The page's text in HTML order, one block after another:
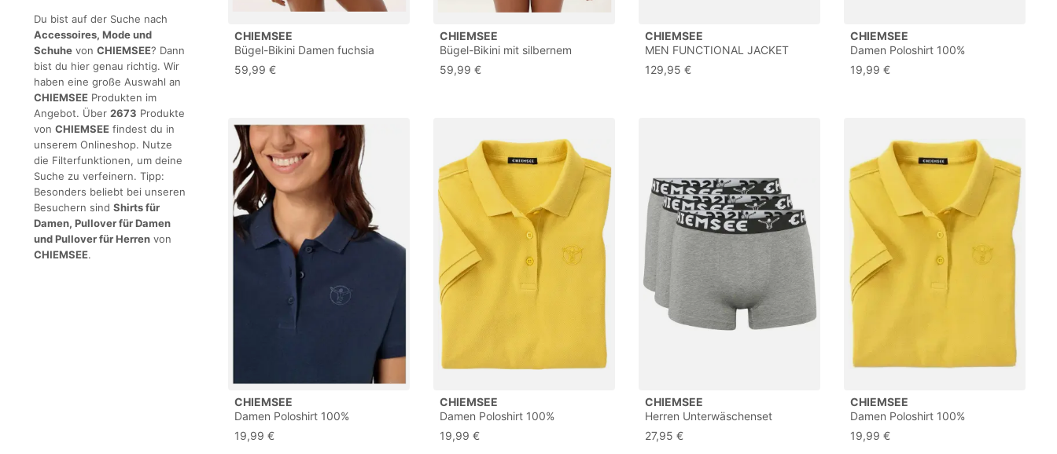
Du bist auf der Suche nach
Accessoires, Mode und
Schuhe von CHIEMSEE? Dann
bist du hier genau richtig. Wir
haben eine große Auswahl an
CHIEMSEE Produkten im
Angebot. Über 2673 Produkte
von CHIEMSEE findest du in
unserem Onlineshop. Nutze
die Filterfunktionen, um deine
Suche zu verfeinern. Tipp:
Besonders beliebt bei unseren
Besuchern sind Shirts für
Damen, Pullover für Damen
und Pullover für Herren von
CHIEMSEE.
CHIEMSEE
Bügel-Bikini Damen fuchsia
Gr.40 Cup B
59,99 €
CHIEMSEE
Bügel-Bikini mit silbernem
Zierring
59,99 €
CHIEMSEE
MEN FUNCTIONAL JACKET
Herren Jacke
129,95 €
CHIEMSEE
Damen Poloshirt 100%
Baumwolle
19,99 €
CHIEMSEE
Damen Poloshirt 100%
Baumwolle
19,99 €
CHIEMSEE
Damen Poloshirt 100%
Baumwolle
19,99 €
CHIEMSEE
Herren Unterwäschenset
Boxershorts
27,95 €
CHIEMSEE
Damen Poloshirt 100%
Baumwolle
19,99 €